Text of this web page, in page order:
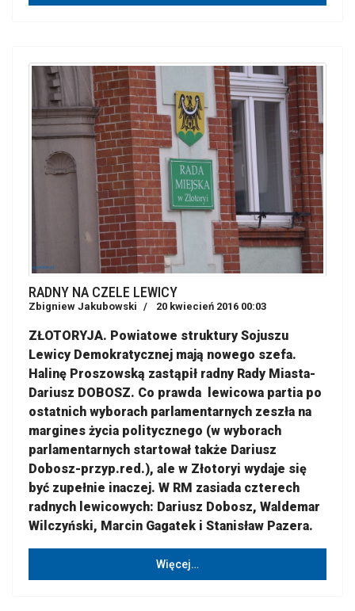
RADNY NA CZELE LEWICY
Zbigniew Jakubowski 20 kwiecień 2016 00:03
ZŁOTORYJA. Powiatowe struktury Sojuszu
Lewicy Demokratycznej mają nowego szefa.
Halinę Proszowską zastąpił radny Rady Miasta-
Dariusz DOBOSZ. Co prawda lewicowa partia po
ostatnich wyborach parlamentarnych zeszła na
margines życia politycznego (w wyborach
parlamentarnych startował także Dariusz
Dobosz-przyp.red.), ale w Złotoryi wydaje się
być zupełnie inaczej. W RM zasiada czterech
radnych lewicowych: Dariusz Dobosz, Waldemar
Wilczyński, Marcin Gagatek i Stanisław Pazera.
Więcej…